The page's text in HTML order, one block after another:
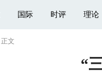
国际 时评 理论
正文
“